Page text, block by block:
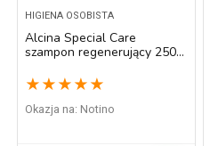
HIGIENA OSOBISTA
Alcina Special Care
szampon regenerujący 250
★ ★ ★ ★ ★
Okazja na: Notino